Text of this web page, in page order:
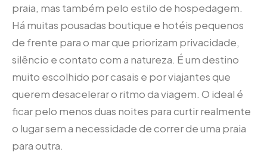
praia, mas também pelo estilo de hospedagem.
Há muitas pousadas boutique e hotéis pequenos
de frente para o mar que priorizam privacidade,
silêncio e contato com a natureza. É um destino
muito escolhido por casais e por viajantes que
querem desacelerar o ritmo da viagem. O ideal é
ficar pelo menos duas noites para curtir realmente
o lugar sem a necessidade de correr de uma praia
para outra.